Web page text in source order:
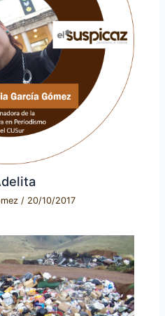
/ 20/10/2017